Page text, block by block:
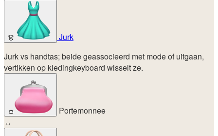
👗
Jurk
Jurk vs handtas; beide geassocieerd met mode of uitgaan,
vertikken op kledingkeyboard wisselt ze.
👛
Portemonnee
↔